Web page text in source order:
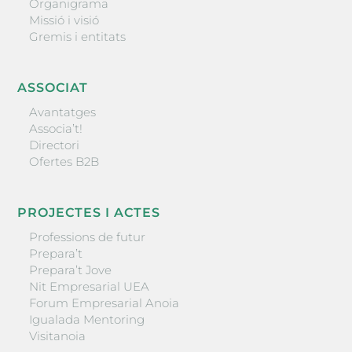
Organigrama
Missió i visió
Gremis i entitats
ASSOCIAT
Avantatges
Associa’t!
Directori
Ofertes B2B
PROJECTES I ACTES
Professions de futur
Prepara’t
Prepara’t Jove
Nit Empresarial UEA
Forum Empresarial Anoia
Igualada Mentoring
Visitanoia